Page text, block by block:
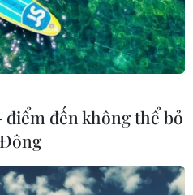
đến không thể bỏ